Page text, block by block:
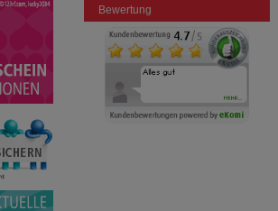
Bewertung